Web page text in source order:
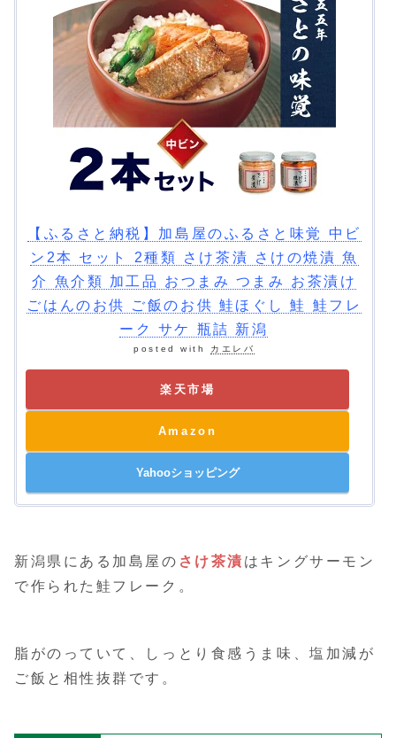
【ふるさと納税】加島屋のふるさと味覚 中ビ
ン2本 セット 2種類 さけ茶漬 さけの焼漬 魚
介 魚介類 加工品 おつまみ つまみ お茶漬け
ごはんのお供 ご飯のお供 鮭ほぐし 鮭 鮭フレ
ーク サケ 瓶詰 新潟
posted with カエレバ
楽天市場
Amazon
Yahooショッピング
新潟県にある加島屋の さけ茶漬 はキングサーモン
で作られた鮭フレーク。
脂がのっていて、しっとり食感うま味、塩加減が
ご飯と相性抜群です。